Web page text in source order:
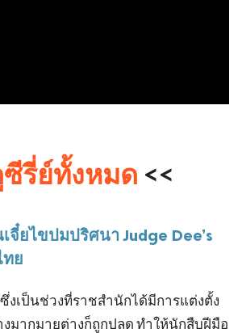
รี่ย์ทั้งหมด <<
เจี๋ยไขปมปริศนา Judge Dee’s
ทย
งเป็นช่วงที่ราชสำนักได้มีการแต่งตั้ง
มากมายต่างก็ถูกปลด ทำให้นักสืบฝีมือ